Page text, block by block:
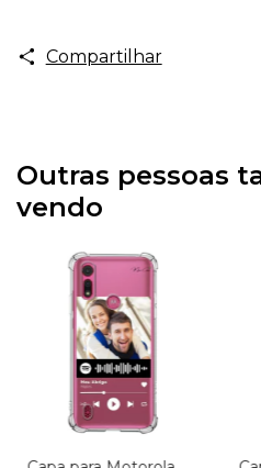
Compartilhar
Outras pessoas
vendo